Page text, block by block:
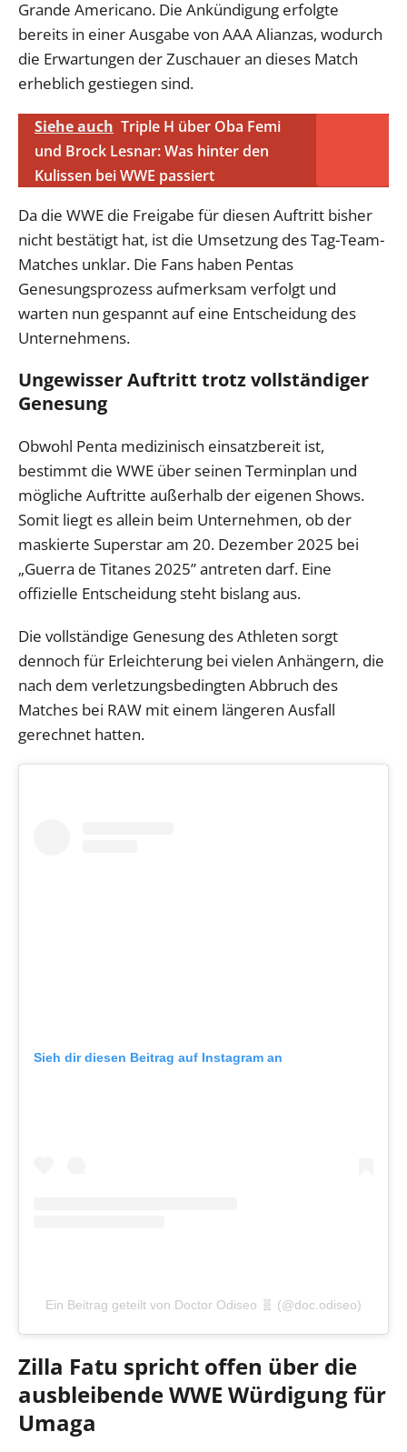
Grande Americano. Die Ankündigung erfolgte
bereits in einer Ausgabe von AAA Alianzas, wodurch
die Erwartungen der Zuschauer an dieses Match
erheblich gestiegen sind.
Siehe auch Triple H über Oba Femi
und Brock Lesnar: Was hinter den
Kulissen bei WWE passiert
Da die WWE die Freigabe für diesen Auftritt bisher
nicht bestätigt hat, ist die Umsetzung des Tag-Team-
Matches unklar. Die Fans haben Pentas
Genesungsprozess aufmerksam verfolgt und
warten nun gespannt auf eine Entscheidung des
Unternehmens.
Ungewisser Auftritt trotz vollständiger
Genesung
Obwohl Penta medizinisch einsatzbereit ist,
bestimmt die WWE über seinen Terminplan und
mögliche Auftritte außerhalb der eigenen Shows.
Somit liegt es allein beim Unternehmen, ob der
maskierte Superstar am 20. Dezember 2025 bei
„Guerra de Titanes 2025” antreten darf. Eine
offizielle Entscheidung steht bislang aus.
Die vollständige Genesung des Athleten sorgt
dennoch für Erleichterung bei vielen Anhängern, die
nach dem verletzungsbedingten Abbruch des
Matches bei RAW mit einem längeren Ausfall
gerechnet hatten.
Sieh dir diesen Beitrag auf Instagram an
Ein Beitrag geteilt von Doctor Odiseo 🧬 (@doc.odiseo)
Zilla Fatu spricht offen über die
ausbleibende WWE Würdigung für
Umaga